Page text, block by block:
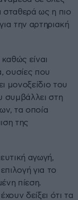
σταθερά ως η πιο
την αρτηριακή
καθώς είναι
ουσίες που
μονοξείδιο του
συμβάλλει στη
τα οποία
της
αγωγή,
για το
πίεση.
δείξει ότι τα